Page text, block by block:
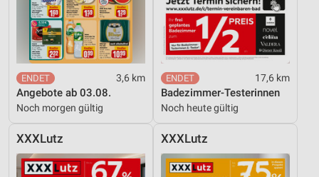
3,6 km
Angebote ab 03.08.
Noch morgen gültig
17,6 km
Badezimmer-Testerinnen
Noch heute gültig
XXXLutz XXXLutz
Messung der Werbeleistung
Messung der Performance von Inhalten
Analyse von Zielgruppen durch Statistiken oder
Kombinationen von Daten aus verschiedenen
Quellen
Entwicklung und Verbesserung der Angebote
Verwendung reduzierter Daten zur Auswahl von